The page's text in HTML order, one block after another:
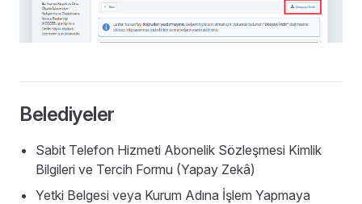
Belediyeler
Sabit Telefon Hizmeti Abonelik Sözleşmesi Kimlik
Bilgileri ve Tercih Formu (Yapay Zekâ)
Yetki Belgesi veya Kurum Adına İşlem Yapmaya